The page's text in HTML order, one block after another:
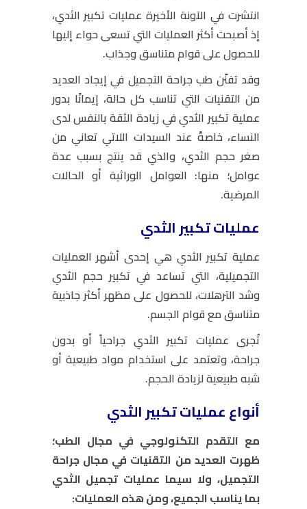
انتشرت في الآونة الأخيرة عمليات تكبير الثدي،
إذ أصبحت أكثر العمليات التي تسعى حواء إليها
للحصول على قوام متناسق وجذاب.
وقد تفنّن طب جراحة التجميل في إيجاد العديد
من التقنيات التي تناسب كل حالة، إيمانًا بدور
عملية تكبير الثدي في زيادة الثقة بالنفس لدى
النساء، خاصةً عند السيدات اللاتي تعاني من
صغر حجم الثدي، والذي قد ينتج بسبب عدة
عوامل؛ منها: العوامل الوراثية أو الحالات
المرضية.
عمليات تكبير الثدي
عملية تكبير الثدي هي إحدى أشهر العمليات
التجميلية، التي تساعد في تكبير حجم الثدي
وشد الترهلات، للحصول على مظهر أكثر جاذبية
متناسق مع قوام الجسم.
تُجرى عمليات تكبير الثدي جراحياً أو بدون
جراحة، وتعتمد على استخدام مواد طبيعية أو
شبه طبيعية لزيادة الحجم.
أنواع عمليات تكبير الثدي
مع التقدم التكنولوجي في مجال الطب؛
ظهرت العديد من التقنيات في مجال جراحة
التجميل، ولا سيما عمليات تجميل الثدي
بما يناسب الجميع، ومن هذه العمليات: